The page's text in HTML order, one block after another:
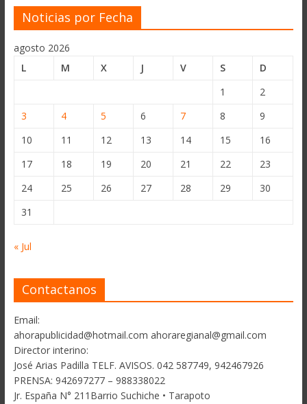
Noticias por Fecha
agosto 2026
L
M X J V S
D
1
2
3
4 5 6 7 8
9
10
11 12 13 14 15
16
17
18 19 20 21 22
23
24
25 26 27 28 29
30
31
« Jul
Contactanos
Email:
ahorapublicidad@hotmail.com ahoraregianal@gmail.com
Director interino:
José Arias Padilla TELF. AVISOS. 042 587749, 942467926
PRENSA: 942697277 – 988338022
Jr. España N° 211Barrio Suchiche • Tarapoto